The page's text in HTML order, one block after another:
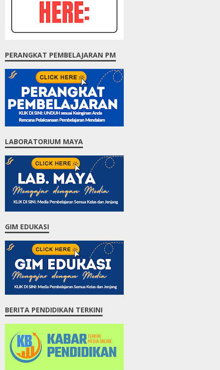
PERANGKAT PEMBELAJARAN PM
LABORATORIUM MAYA
GIM EDUKASI
BERITA PENDIDIKAN TERKINI